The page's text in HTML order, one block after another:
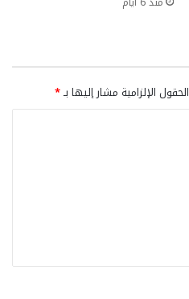
الحقول الإلزامية مشار إليها بـ*